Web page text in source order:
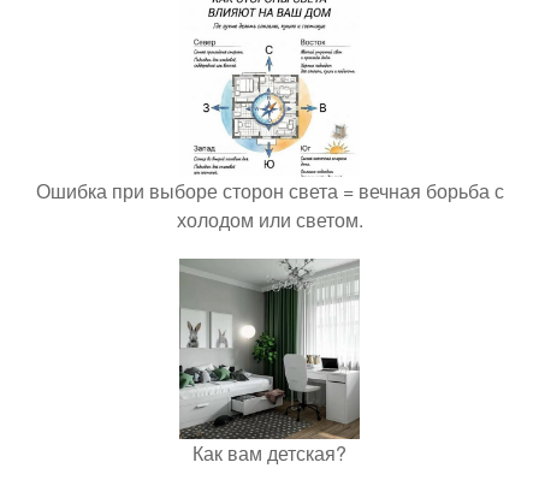
Ошибка при выборе сторон света = вечная борьба с
холодом или светом.
Как вам детская?